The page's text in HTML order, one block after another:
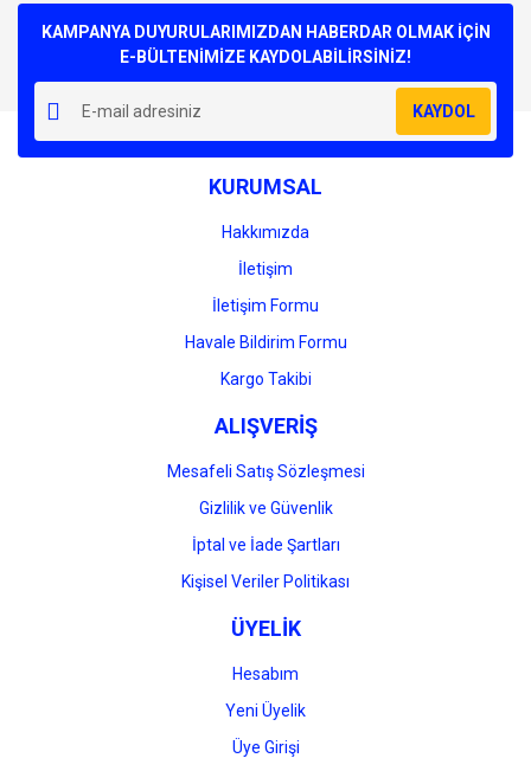
Yorum Yaz
kullanarak tarafımıza iletebilirsiniz.
Görüş ve önerileriniz için teşekkür ederiz.
Ürün resmi kalitesiz, bozuk veya görüntülenemiyor.
Ürün açıklamasında eksik bilgiler bulunuyor.
Ürün bilgilerinde hatalar bulunuyor.
Ürün fiyatı diğer sitelerden daha pahalı.
Gönder
KAMPANYA DUYURULARIMIZDAN HABERDAR OLMAK İÇİN
E-BÜLTENİMİZE KAYDOLABİLİRSİNİZ!
KAYDOL
KURUMSAL
Hakkımızda
İletişim
İletişim Formu
Havale Bildirim Formu
Kargo Takibi
ALIŞVERİŞ
Mesafeli Satış Sözleşmesi
Gizlilik ve Güvenlik
İptal ve İade Şartları
Kişisel Veriler Politikası
ÜYELİK
Hesabım
Yeni Üyelik
Üye Girişi